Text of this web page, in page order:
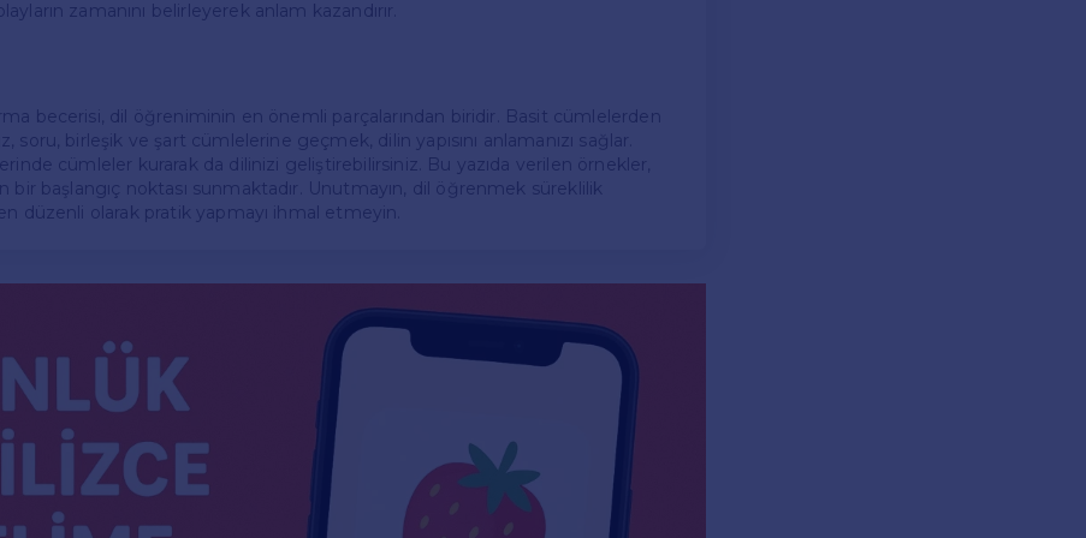
zamanını belirleyerek anlam kazandırır.
becerisi, dil öğreniminin en önemli parçalarından biridir. Basit cümlelerden
soru, birleşik ve şart cümlelerine geçmek, dilin yapısını anlamanızı sağlar.
cümleler kurarak da dilinizi geliştirebilirsiniz. Bu yazıda verilen örnekler,
bir başlangıç noktası sunmaktadır. Unutmayın, dil öğrenmek süreklilik
düzenli olarak pratik yapmayı ihmal etmeyin.